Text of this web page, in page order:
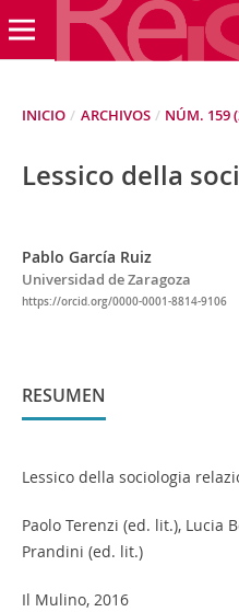
INICIO / ARCHIVOS / NÚM. 159
Lessico della
Pablo García Ruiz
Universidad de Zaragoza
https://orcid.org/0000-0001-8814-9106
RESUMEN
Lessico della sociologia
Paolo Terenzi (ed. lit.), Lucia
Prandini (ed. lit.)
Il Mulino, 2016